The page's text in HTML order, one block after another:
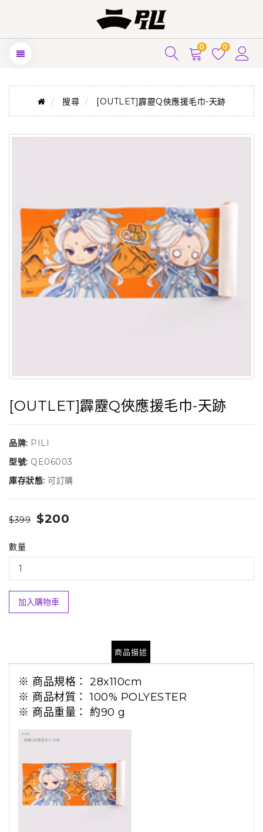
0 0
搜尋 [OUTLET]霹靂Q俠應援毛巾-天跡
[OUTLET]霹靂Q俠應援毛巾-天跡
品牌: PILI
型號: QE06003
庫存狀態: 可訂購
$399 $200
數量
加入購物車
商品描述
※ 商品規格： 28x110cm
※ 商品材質： 100% POLYESTER
※ 商品重量： 約90 g